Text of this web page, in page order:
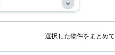
選択した物件をまとめて